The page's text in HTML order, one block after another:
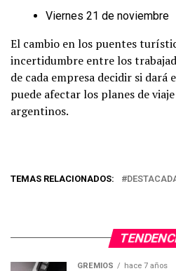
Viernes 21 de noviembre
El cambio en los puentes
incertidumbre entre los
de cada empresa decidir si dará
puede afectar los planes de
argentinos.
TEMAS RELACIONADOS:
GREMIOS hace 7 años